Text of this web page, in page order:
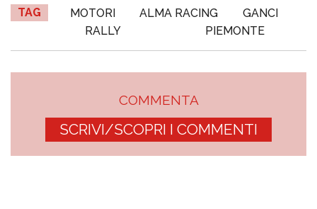
TAG MOTORI ALMA RACING
GANCI
RALLY
PIEMONTE
COMMENTA
SCRIVI/SCOPRI I COMMENTI